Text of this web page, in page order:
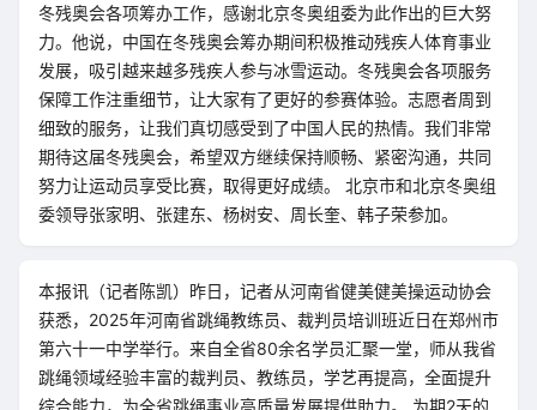
冬残奥会各项筹办工作，感谢北京冬奥组委为此作出的巨大努
力。他说，中国在冬残奥会筹办期间积极推动残疾人体育事业
发展，吸引越来越多残疾人参与冰雪运动。冬残奥会各项服务
保障工作注重细节，让大家有了更好的参赛体验。志愿者周到
细致的服务，让我们真切感受到了中国人民的热情。我们非常
期待这届冬残奥会，希望双方继续保持顺畅、紧密沟通，共同
努力让运动员享受比赛，取得更好成绩。 北京市和北京冬奥组
委领导张家明、张建东、杨树安、周长奎、韩子荣参加。
本报讯（记者陈凯）昨日，记者从河南省健美健美操运动协会
获悉，2025年河南省跳绳教练员、裁判员培训班近日在郑州市
第六十一中学举行。来自全省80余名学员汇聚一堂，师从我省
跳绳领域经验丰富的裁判员、教练员，学艺再提高，全面提升
综合能力，为全省跳绳事业高质量发展提供助力。 为期2天的